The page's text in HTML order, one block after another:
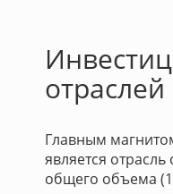
отраслей
Главным
является
общего объема